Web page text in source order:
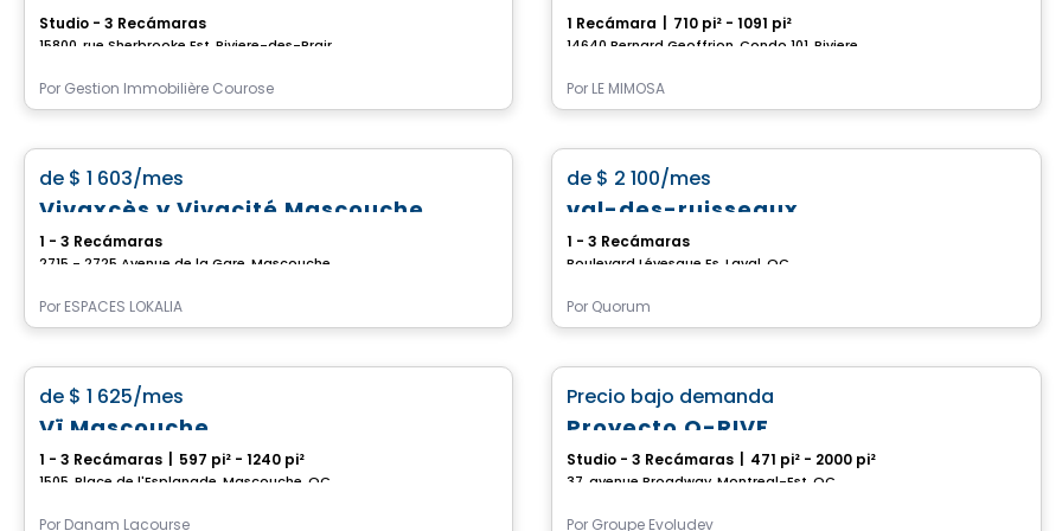
Studio - 3 Recámaras
Por Gestion Immobilière Courose
1 Recámara 710 pi² - 1091 pi²
Por LE MIMOSA
apartment
de $ 1 603/mes
Vivaxcès y Vivacité Mascouche
1 - 3 Recámaras
Por ESPACES LOKALIA
Condominio/Apartamento
de $ 2 100/mes
val-des-ruisseaux
1 - 3 Recámaras
Boulevard Lévesque Es, Laval, QC
Por Quorum
Condominio/Apartamento
de $ 1 625/mes
Vï Mascouche
1 - 3 Recámaras 597 pi² - 1240 pi²
1505, Place de l'Esplanade, Mascouche, QC
Por Danam Lacourse
Condominio/Apartamento
Precio bajo demanda
Proyecto O-RIVE
Studio - 3 Recámaras 471 pi² - 2000 pi²
37, avenue Broadway, Montreal-Est, QC
Por Groupe Evoludev